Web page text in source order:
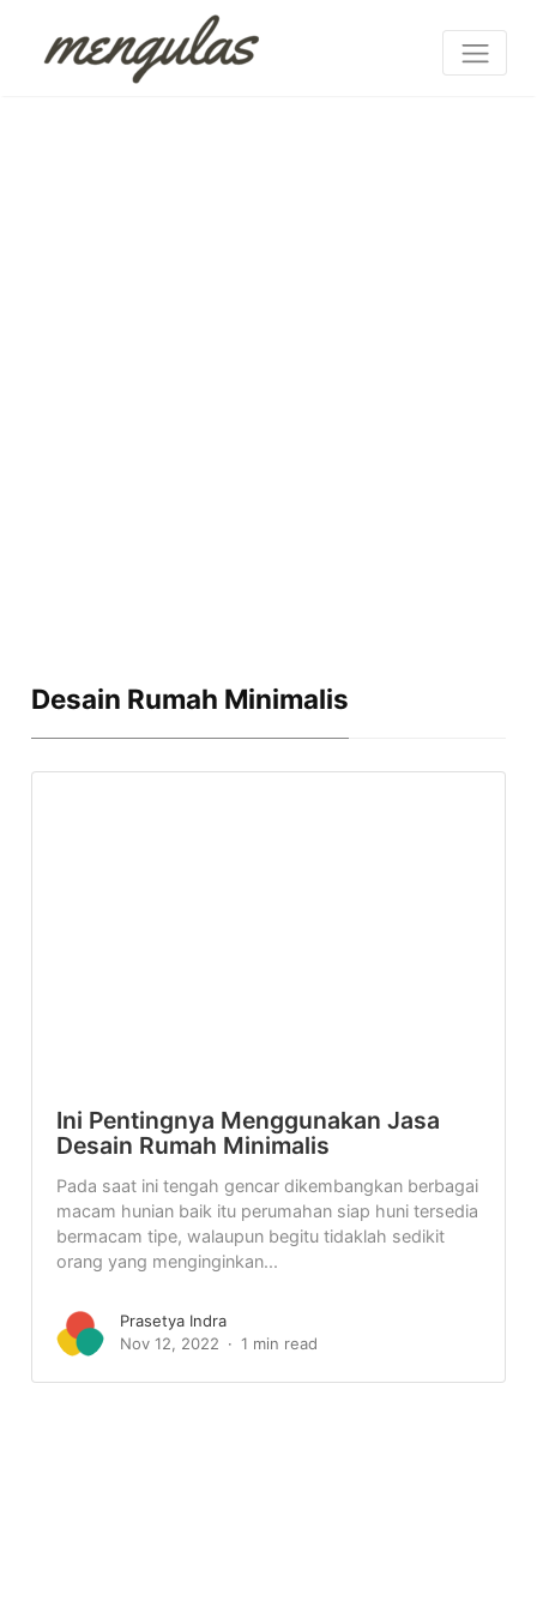
Desain Rumah Minimalis
Ini Pentingnya Menggunakan Jasa
Desain Rumah Minimalis
Pada saat ini tengah gencar dikembangkan berbagai
macam hunian baik itu perumahan siap huni tersedia
bermacam tipe, walaupun begitu tidaklah sedikit
orang yang menginginkan...
Prasetya Indra
Nov 12, 2022
1 min read